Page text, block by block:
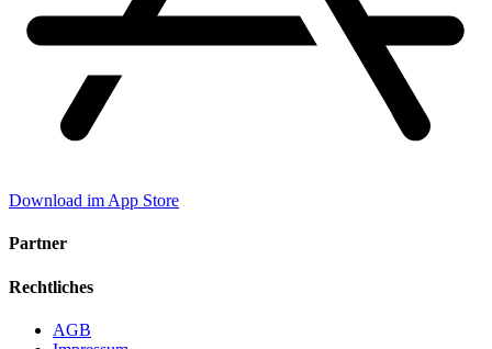
Download im App Store
Partner
Rechtliches
AGB